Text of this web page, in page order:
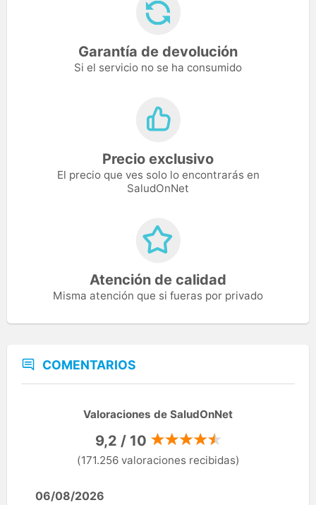
Garantía de devolución
Si el servicio no se ha consumido
Precio exclusivo
El precio que ves solo lo encontrarás en
SaludOnNet
Atención de calidad
Misma atención que si fueras por privado
COMENTARIOS
Valoraciones de SaludOnNet
9,2 / 10
(171.256 valoraciones recibidas)
06/08/2026